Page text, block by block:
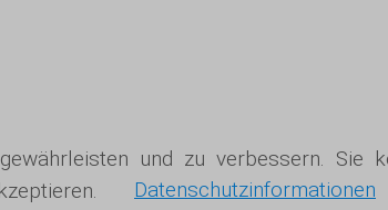
und zu verbessern. Sie
Datenschutzinformationen